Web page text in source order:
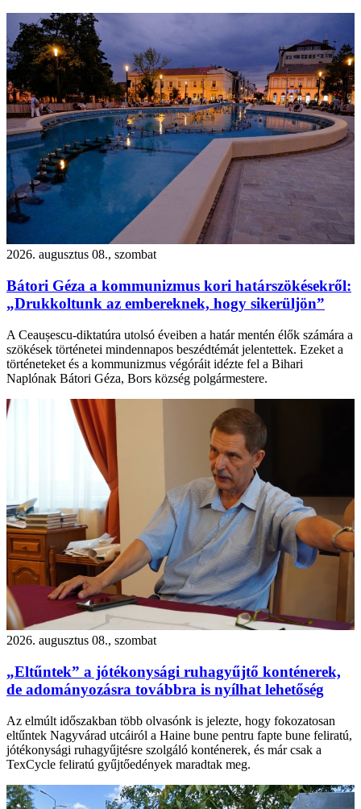
2026. augusztus 08., szombat
Bátori Géza a kommunizmus kori határszökésekről:
„Drukkoltunk az embereknek, hogy sikerüljön”
A Ceaușescu-diktatúra utolsó éveiben a határ mentén élők számára a
szökések történetei mindennapos beszédtémát jelentettek. Ezeket a
történeteket és a kommunizmus végóráit idézte fel a Bihari
Naplónak Bátori Géza, Bors község polgármestere.
2026. augusztus 08., szombat
„Eltűntek” a jótékonysági ruhagyűjtő konténerek,
de adományozásra továbbra is nyílhat lehetőség
Az elmúlt időszakban több olvasónk is jelezte, hogy fokozatosan
eltűntek Nagyvárad utcáiról a Haine bune pentru fapte bune feliratú,
jótékonysági ruhagyűjtésre szolgáló konténerek, és már csak a
TexCycle feliratú gyűjtőedények maradtak meg.